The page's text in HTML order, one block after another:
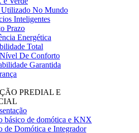
No Mundo
Inteligentes
Prazo
Energética
Total
De Conforto
Garantida
PREDIAL E
básico de domótica e KNX
de Domótica e Integrador